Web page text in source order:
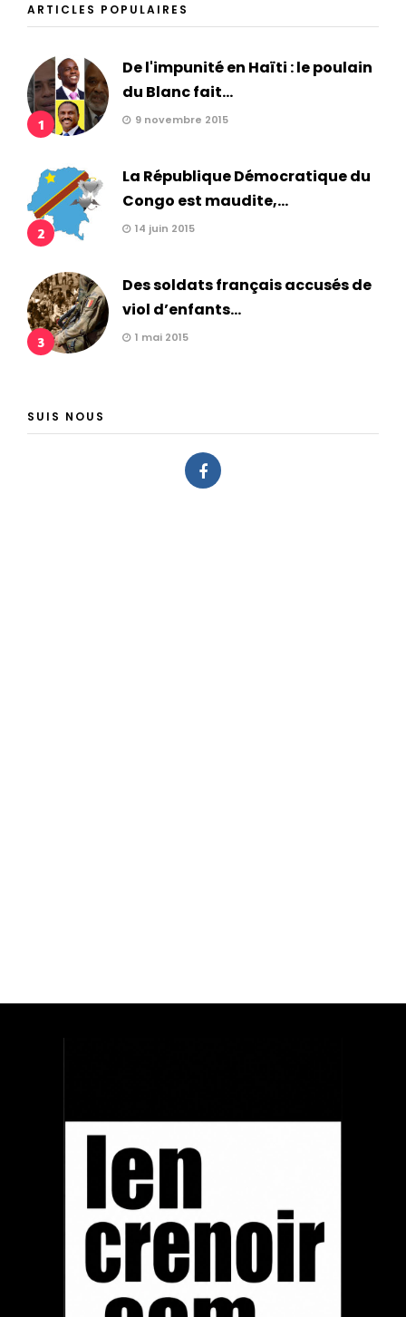
ARTICLES POPULAIRES
1
De l'impunité en Haïti : le poulain
du Blanc fait...
9 novembre 2015
2
La République Démocratique du
Congo est maudite,...
14 juin 2015
3
Des soldats français accusés de
viol d’enfants...
1 mai 2015
SUIS NOUS